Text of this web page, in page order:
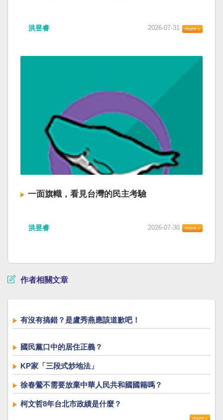
洪昱睿 2026-07-31
一面旗幟，看見台灣的民主考驗
洪昱睿 2026-07-30
作者相關文章
有沒有搞錯？是盧秀燕應該道歉吧！
國民黨口中的居住正義？
KP家「三段式炒地法」
徐春鶯不需要放棄中華人民共和國國籍嗎？
柯文哲8年台北市政績是什麼？